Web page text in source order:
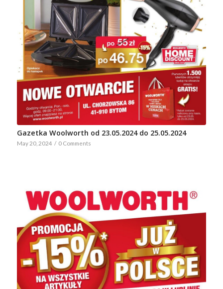
Gazetka Woolworth od 23.05.2024 do 25.05.2024
May 20, 2024 / 0 Comments